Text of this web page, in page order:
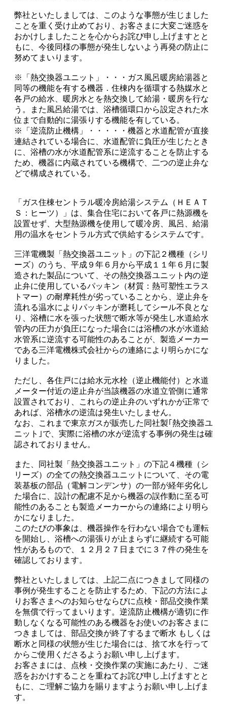
弊社といたしましては、このような事態が生じました
ことを重く受け止めており、お客さまに大変ご迷惑を
おかけしましたことを心からお詫び申し上げますとと
もに、今後同様の事態が発生しないよう再発の防止に
努めてまいります。
※「熱交換器ユニット」・・・ガス風呂暖房給湯器と
同等の機能を有する機器．住棟内を循環する熱媒水と
各戸の給水、暖房水とを熱交換して給湯・暖房を行な
う。また風呂給湯では、浴槽循環口から設定された水
位まで自動的に湯張りする機能を有している。
※「逆流防止機構」・・・・・機器と水道配管が直接
連結されている場合に、水道配管に負圧が生じたとき
に、浴槽の水が水道配管系に逆流することを防止する
ため、機器に内蔵されている機構で、二つの逆止弁な
どで構成されている。
「ガス住棟セントラル暖冷房給湯システム（ＨＥＡＴ
Ｓ：ヒーツ）」は、集合住宅において各戸に熱源機を
設置せず、大型熱源機を使用して暖冷房、風呂、給湯
用の温水をセントラル方式で供給するシステムです。
三洋電機製「熱交換器ユニット」の下記２機種（シリ
ーズ）のうち、平成９年６月から平成１１年６月に製
造された製品について、その熱交換器ユニット内の逆
止弁に使用しているパッキン（材質：熱可塑性エラス
トマー）の耐摩耗性が劣っていることから、逆止弁を
流れる温水によりパッキンが磨耗してシール不良とな
り、浴槽に水を張った状態で断水等が発生し水道給水
管内の圧力が負圧になった場合には浴槽の水が水道給
水管系に逆流する可能性のあることが、製造メーカー
である三洋電機株式会社からの連絡により明らかにな
りました。
ただし、各住戸には給水元水栓（逆止機能付）と水道
メーター付近の逆止弁が当該機器の水道立管側に通常
設置されており、これらの逆止弁のいずれかが正常で
あれば、浴槽水の逆流は発生いたしません。
なお、これまで東京ガスが販売した同社製｢熱交換器ユ
ニット｣で、実際に浴槽の水が逆流する事例の発生は確
認されておりません。
また、同社製「熱交換器ユニット」の下記４機種（シ
リーズ）の全ての熱交換器ユニットについて、その電
装基板の部品（電解コンデンサ）の一部が経年劣化し
た場合に、設計の配慮不足から機器の誤作動に至る可
能性のあることも製造メーカーからの連絡により明ら
かになりました。
このたびの事象は、機器操作を行わない場合でも運転
を開始し、浴槽への湯張りが止まらずに継続する可能
性があるもので、１２月２７日までに３７件の発生を
確認しております。
弊社といたしましては、上記二点につきまして同様の
事例が発生することを防止するため、下記の方法によ
りお客さまへのお知らせならびに点検・部品交換作業
を無償で行ってまいります。逆流防止機構が適切に作
動しなくなる可能性のある機器をお使いのお客さまに
つきましては、部品交換が終了するまで断水 もしくは
断水と同様の状態が生じた場合には、捨て水を行って
からご使用くださるようお願い申し上げます。
お客さまには、点検・交換作業の実施にあたり、ご迷
惑をおかけすることを重ねてお詫び申し上げますとと
もに、ご理解ご協力を賜りますようお願い申し上げま
す。